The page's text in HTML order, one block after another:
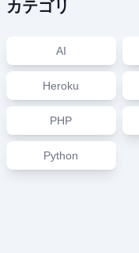
カテゴリ
AI
Heroku
PHP
Python